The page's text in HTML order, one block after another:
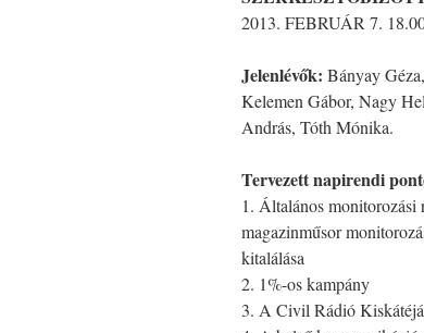
2013. FEBRUÁR 7.
Jelenlévők: Bányay
Kelemen Gábor, Nagy
András, Tóth Mónika.
Tervezett napirendi
1. Általános monitorozási
magazinműsor
kitalálása
2. 1%-os kampány
3. A Civil Rádió